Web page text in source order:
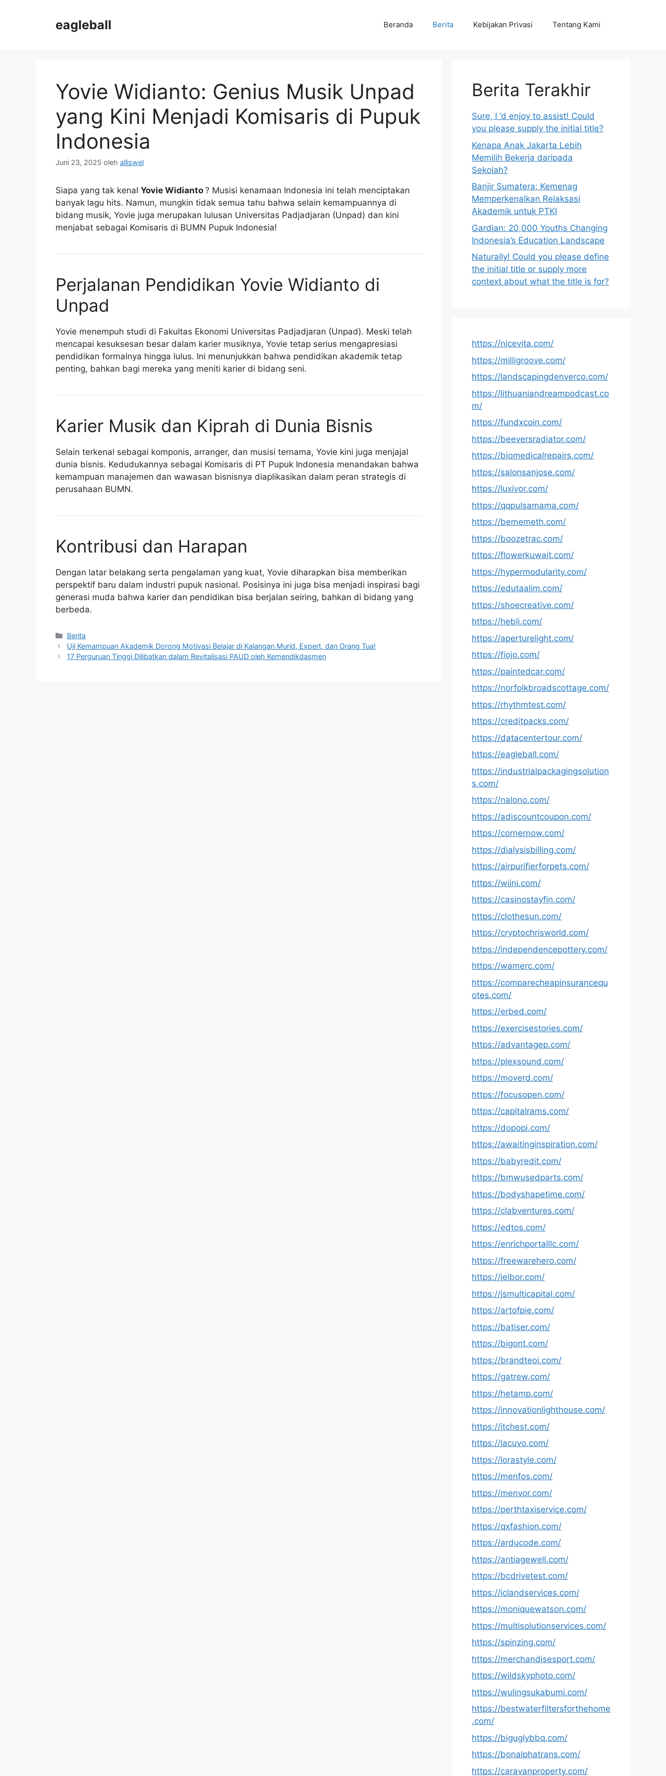
eagleball Beranda Berita Kebijakan Privasi Tentang Kami
Yovie Widianto: Genius Musik Unpad
yang Kini Menjadi Komisaris di Pupuk
Indonesia
Juni 23, 2025 oleh alliswel
Siapa yang tak kenal Yovie Widianto ? Musisi kenamaan Indonesia ini telah menciptakan
banyak lagu hits. Namun, mungkin tidak semua tahu bahwa selain kemampuannya di
bidang musik, Yovie juga merupakan lulusan Universitas Padjadjaran (Unpad) dan kini
menjabat sebagai Komisaris di BUMN Pupuk Indonesia!
Perjalanan Pendidikan Yovie Widianto di
Unpad
Yovie menempuh studi di Fakultas Ekonomi Universitas Padjadjaran (Unpad). Meski telah
mencapai kesuksesan besar dalam karier musiknya, Yovie tetap serius mengapresiasi
pendidikan formalnya hingga lulus. Ini menunjukkan bahwa pendidikan akademik tetap
penting, bahkan bagi mereka yang meniti karier di bidang seni.
Karier Musik dan Kiprah di Dunia Bisnis
Selain terkenal sebagai komponis, arranger, dan musisi ternama, Yovie kini juga menjajal
dunia bisnis. Kedudukannya sebagai Komisaris di PT Pupuk Indonesia menandakan bahwa
kemampuan manajemen dan wawasan bisnisnya diaplikasikan dalam peran strategis di
perusahaan BUMN.
Kontribusi dan Harapan
Dengan latar belakang serta pengalaman yang kuat, Yovie diharapkan bisa memberikan
perspektif baru dalam industri pupuk nasional. Posisinya ini juga bisa menjadi inspirasi bagi
generasi muda bahwa karier dan pendidikan bisa berjalan seiring, bahkan di bidang yang
berbeda.
Kategori
Berita
Uji Kemampuan Akademik Dorong Motivasi Belajar di Kalangan Murid, Expert, dan Orang Tua!
17 Perguruan Tinggi Dilibatkan dalam Revitalisasi PAUD oleh Kemendikdasmen
Berita Terakhir
Sure, I ‘d enjoy to assist! Could
you please supply the initial title?
Kenapa Anak Jakarta Lebih
Memilih Bekerja daripada
Sekolah?
Banjir Sumatera: Kemenag
Memperkenalkan Relaksasi
Akademik untuk PTKI
Gardian: 20,000 Youths Changing
Indonesia’s Education Landscape
Naturally! Could you please define
the initial title or supply more
context about what the title is for?
https://nicevita.com/
https://milligroove.com/
https://landscapingdenverco.com/
https://lithuaniandreampodcast.co
m/
https://fundxcoin.com/
https://beeversradiator.com/
https://biomedicalrepairs.com/
https://salonsanjose.com/
https://luxivor.com/
https://qqpulsamama.com/
https://bememeth.com/
https://boozetrac.com/
https://flowerkuwait.com/
https://hypermodularity.com/
https://edutaalim.com/
https://shoecreative.com/
https://hebli.com/
https://aperturelight.com/
https://fiojo.com/
https://paintedcar.com/
https://norfolkbroadscottage.com/
https://rhythmtest.com/
https://creditpacks.com/
https://datacentertour.com/
https://eagleball.com/
https://industrialpackagingsolution
s.com/
https://nalono.com/
https://adiscountcoupon.com/
https://cornernow.com/
https://dialysisbilling.com/
https://airpurifierforpets.com/
https://wiini.com/
https://casinostayfin.com/
https://clothesun.com/
https://cryptochrisworld.com/
https://independencepottery.com/
https://wamerc.com/
https://comparecheapinsurancequ
otes.com/
https://erbed.com/
https://exercisestories.com/
https://advantagep.com/
https://plexsound.com/
https://moverd.com/
https://focusopen.com/
https://capitalrams.com/
https://dopopi.com/
https://awaitinginspiration.com/
https://babyredit.com/
https://bmwusedparts.com/
https://bodyshapetime.com/
https://clabventures.com/
https://edtos.com/
https://enrichportalllc.com/
https://freewarehero.com/
https://jelbor.com/
https://jsmulticapital.com/
https://artofpie.com/
https://batiser.com/
https://bigont.com/
https://brandteoi.com/
https://gatrew.com/
https://hetamp.com/
https://innovationlighthouse.com/
https://itchest.com/
https://lacuvo.com/
https://lorastyle.com/
https://menfos.com/
https://menvor.com/
https://perthtaxiservice.com/
https://qxfashion.com/
https://arducode.com/
https://antiagewell.com/
https://bcdrivetest.com/
https://iclandservices.com/
https://moniquewatson.com/
https://multisolutionservices.com/
https://spinzing.com/
https://merchandisesport.com/
https://wildskyphoto.com/
https://wulingsukabumi.com/
https://bestwaterfiltersforthehome
.com/
https://biguglybbq.com/
https://bonalphatrans.com/
https://caravanproperty.com/